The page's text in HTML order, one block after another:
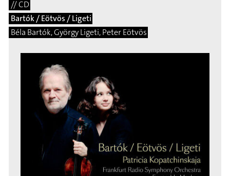
// CD
Bartók / Eötvös / Ligeti
Béla Bartók, György Ligeti, Peter Eötvös